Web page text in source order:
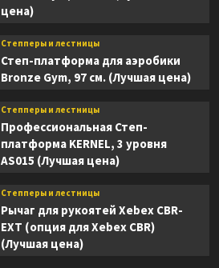
цена)
Степперы и лестницы
Степ-платформа для аэробики
Bronze Gym, 97 см. (Лучшая цена)
Степперы и лестницы
Профессиональная Степ-
платформа KERNEL, 3 уровня
AS015 (Лучшая цена)
Степперы и лестницы
Рычаг для рукоятей Xebex CBR-
EXT (опция для Xebex CBR)
(Лучшая цена)